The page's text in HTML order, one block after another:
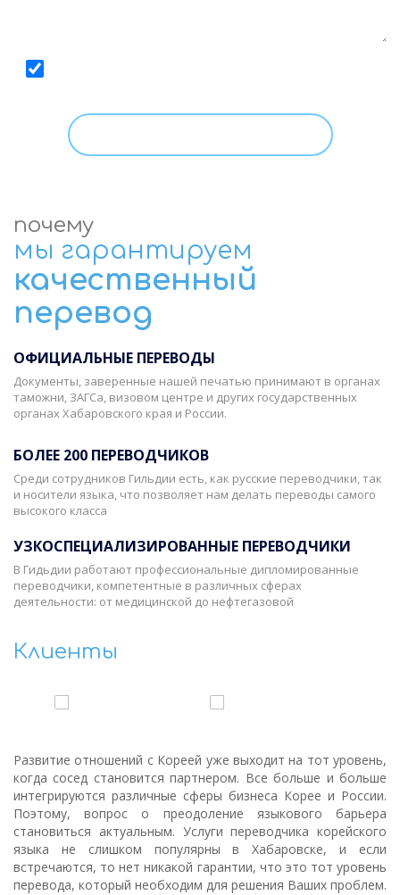
почему
мы гарантируем
качественный
перевод
ОФИЦИАЛЬНЫЕ ПЕРЕВОДЫ
Документы, заверенные нашей печатью принимают в органах
таможни, ЗАГСа, визовом центре и других государственных
органах Хабаровского края и России.
БОЛЕЕ 200 ПЕРЕВОДЧИКОВ
Среди сотрудников Гильдии есть, как русские переводчики, так
и носители языка, что позволяет нам делать переводы самого
высокого класса
УЗКОСПЕЦИАЛИЗИРОВАННЫЕ ПЕРЕВОДЧИКИ
В Гидьдии работают профессиональные дипломированные
переводчики, компетентные в различных сферах
деятельности: от медицинской до нефтегазовой
Клиенты
Развитие отношений с Кореей уже выходит на тот уровень,
когда сосед становится партнером. Все больше и больше
интегрируются различные сферы бизнеса Корее и России.
Поэтому, вопрос о преодоление языкового барьера
становиться актуальным. Услуги переводчика корейского
языка не слишком популярны в Хабаровске, и если
встречаются, то нет никакой гарантии, что это тот уровень
перевода, который необходим для решения Ваших проблем.